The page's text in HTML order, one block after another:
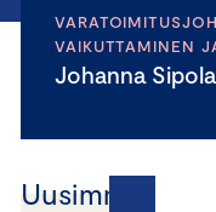
VAIKUTTAMINEN
Johanna Sipola
Uusimmat